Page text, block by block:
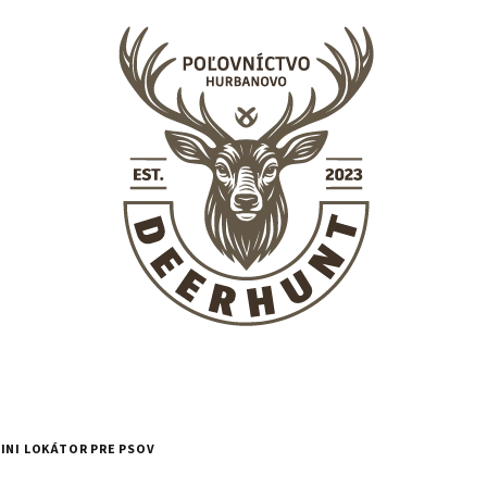
LOKÁTOR PRE PSOV